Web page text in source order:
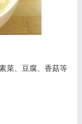
菜、豆腐、香菇等